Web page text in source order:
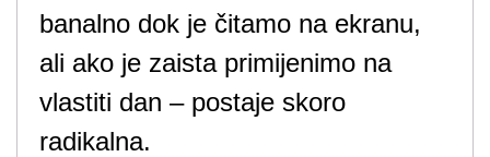
banalno dok je čitamo na ekranu,
ali ako je zaista primijenimo na
vlastiti dan – postaje skoro
radikalna.